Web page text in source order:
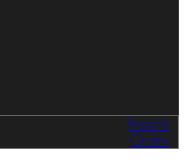
Preferiti
Ordini